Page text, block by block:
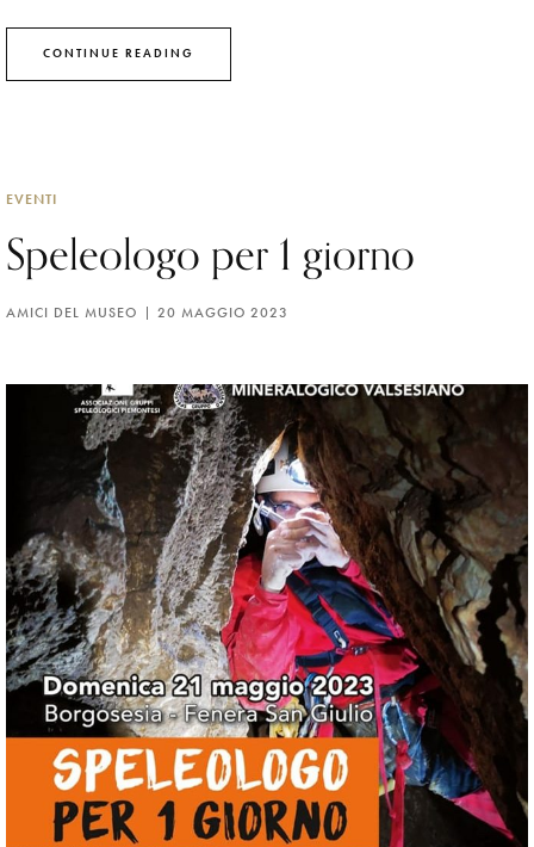
CONTINUE READING
EVENTI
Speleologo per 1 giorno
AMICI DEL MUSEO 20 MAGGIO 2023